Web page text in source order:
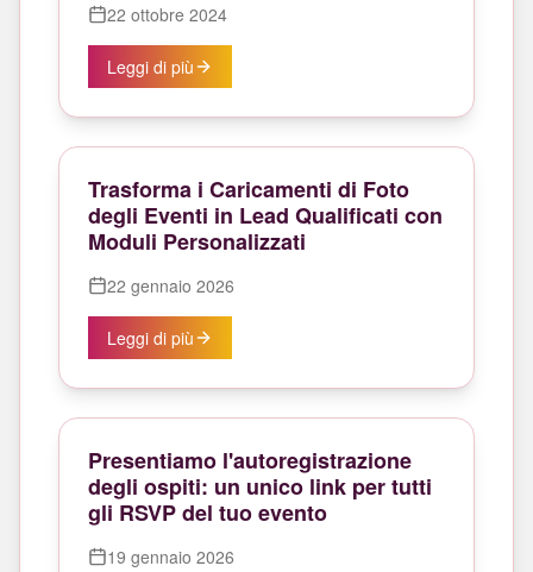
22 ottobre 2024
Leggi di più
Trasforma i Caricamenti di Foto
degli Eventi in Lead Qualificati con
Moduli Personalizzati
22 gennaio 2026
Leggi di più
Presentiamo l'autoregistrazione
degli ospiti: un unico link per tutti
gli RSVP del tuo evento
19 gennaio 2026